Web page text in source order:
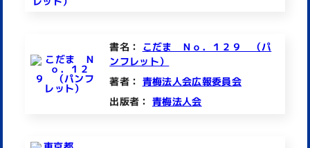
書名： こだま Ｎｏ．１２９ （パ
ンフレット）
著者： 青梅法人会広報委員会
出版者：青梅法人会